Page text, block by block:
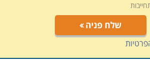
יכולת פיקוח והכנת תיק שטח, הכרת
בטיחות , בנייה אחזקה ו ריתוך
שלח פניה